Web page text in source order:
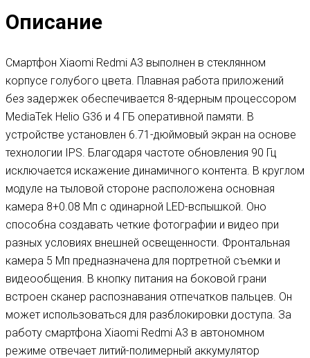
Описание
Смартфон Xiaomi Redmi A3 выполнен в стеклянном
корпусе голубого цвета. Плавная работа приложений
без задержек обеспечивается 8-ядерным процессором
MediaTek Helio G36 и 4 ГБ оперативной памяти. В
устройстве установлен 6.71-дюймовый экран на основе
технологии IPS. Благодаря частоте обновления 90 Гц
исключается искажение динамичного контента. В круглом
модуле на тыловой стороне расположена основная
камера 8+0.08 Мп с одинарной LED-вспышкой. Оно
способна создавать четкие фотографии и видео при
разных условиях внешней освещенности. Фронтальная
камера 5 Мп предназначена для портретной съемки и
видеообщения. В кнопку питания на боковой грани
встроен сканер распознавания отпечатков пальцев. Он
может использоваться для разблокировки доступа. За
работу смартфона Xiaomi Redmi A3 в автономном
режиме отвечает литий-полимерный аккумулятор